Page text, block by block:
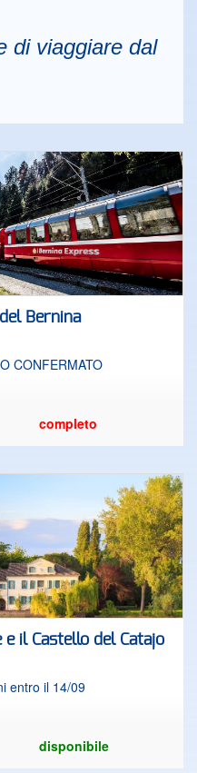
di viaggiare dal
Bernina
CONFERMATO
completo
e il Castello del Catajo
entro il 14/09
disponibile